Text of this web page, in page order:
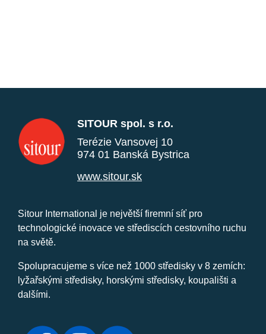
SITOUR spol. s r.o.
Terézie Vansovej 10
974 01 Banská Bystrica
www.sitour.sk
Sitour International je největší firemní síť pro
technologické inovace ve střediscích cestovního ruchu
na světě.
Spolupracujeme s více než 1000 středisky v 8 zemích:
lyžařskými středisky, horskými středisky, koupališti a
dalšími.